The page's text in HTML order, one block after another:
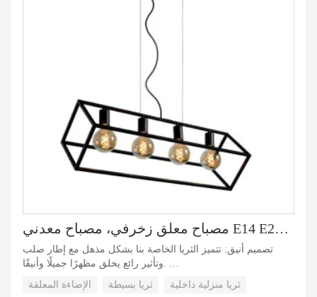
مصباح معلق زخرفي، مصباح معدني E14 E27، مصباح معلق باللون الأسود، قابل للتعديل الطول
تصميم أنيق: تتميز الثريا الخاصة بنا بشكل مذهل مع إطار صلب
الإضاءة المعلقة ثريا بسيطة ثريا منزلية داخلية